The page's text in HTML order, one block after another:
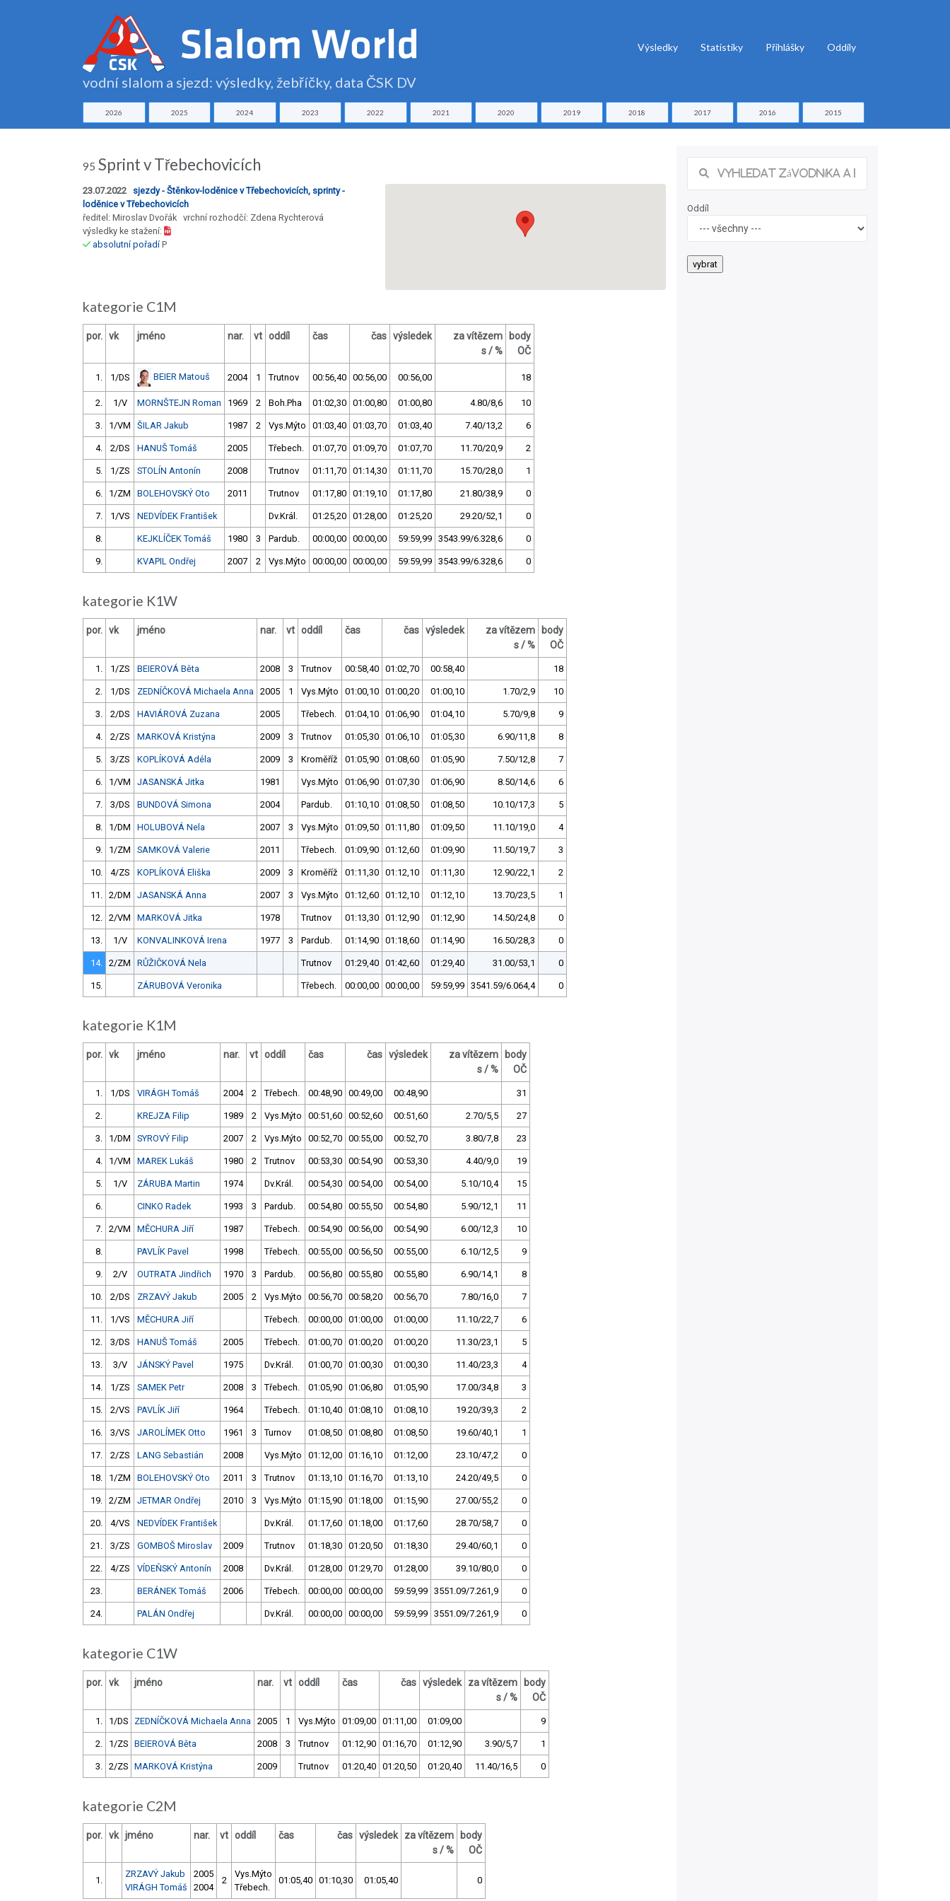
vodní slalom a sjezd: výsledky, žebříčky, data ČSK DV
Výsledky Statistiky Přihlášky Oddíly
2026 2025 2024 2023 2022 2021 2020 2019 2018 2017 2016 2015
95 Sprint v Třebechovicích
23.07.2022 sjezdy - Štěnkov-loděnice v Třebechovicích, sprinty -
loděnice v Třebechovicích
ředitel: Miroslav Dvořák vrchní rozhodčí: Zdena Rychterová
výsledky ke stažení:
absolutní pořadíP
kategorie C1M
por. vk jméno nar. vt oddíl čas čas výsledek
za vítězem
s / %
body
OČ
1. 1/DS BEIER Matouš 2004 1 Trutnov 00:56,40 00:56,00 00:56,00 18
2. 1/V MORNŠTEJN Roman 1969 2 Boh.Pha 01:02,30 01:00,80 01:00,80 4.80/8,6 10
3. 1/VM ŠILAR Jakub 1987 2 Vys.Mýto 01:03,40 01:03,70 01:03,40 7.40/13,2 6
4. 2/DS HANUŠ Tomáš 2005 Třebech. 01:07,70 01:09,70 01:07,70 11.70/20,9 2
5. 1/ZS STOLÍN Antonín 2008 Trutnov 01:11,70 01:14,30 01:11,70 15.70/28,0 1
6. 1/ZM BOLEHOVSKÝ Oto 2011 Trutnov 01:17,80 01:19,10 01:17,80 21.80/38,9 0
7. 1/VS NEDVÍDEK František Dv.Král. 01:25,20 01:28,00 01:25,20 29.20/52,1 0
8. KEJKLÍČEK Tomáš 1980 3 Pardub. 00:00,00 00:00,00 59:59,99 3543.99/6.328,6 0
9. KVAPIL Ondřej 2007 2 Vys.Mýto 00:00,00 00:00,00 59:59,99 3543.99/6.328,6 0
kategorie K1W
por. vk jméno nar. vt oddíl čas čas výsledek
za vítězem
s / %
body
OČ
1. 1/ZS BEIEROVÁ Běta 2008 3 Trutnov 00:58,40 01:02,70 00:58,40 18
2. 1/DS ZEDNÍČKOVÁ Michaela Anna 2005 1 Vys.Mýto 01:00,10 01:00,20 01:00,10 1.70/2,9 10
3. 2/DS HAVIÁROVÁ Zuzana 2005 Třebech. 01:04,10 01:06,90 01:04,10 5.70/9,8 9
4. 2/ZS MARKOVÁ Kristýna 2009 3 Trutnov 01:05,30 01:06,10 01:05,30 6.90/11,8 8
5. 3/ZS KOPLÍKOVÁ Adéla 2009 3 Kroměříž 01:05,90 01:08,60 01:05,90 7.50/12,8 7
6. 1/VM JASANSKÁ Jitka 1981 Vys.Mýto 01:06,90 01:07,30 01:06,90 8.50/14,6 6
7. 3/DS BUNDOVÁ Simona 2004 Pardub. 01:10,10 01:08,50 01:08,50 10.10/17,3 5
8. 1/DM HOLUBOVÁ Nela 2007 3 Vys.Mýto 01:09,50 01:11,80 01:09,50 11.10/19,0 4
9. 1/ZM SAMKOVÁ Valerie 2011 Třebech. 01:09,90 01:12,60 01:09,90 11.50/19,7 3
10. 4/ZS KOPLÍKOVÁ Eliška 2009 3 Kroměříž 01:11,30 01:12,10 01:11,30 12.90/22,1 2
11. 2/DM JASANSKÁ Anna 2007 3 Vys.Mýto 01:12,60 01:12,10 01:12,10 13.70/23,5 1
12. 2/VM MARKOVÁ Jitka 1978 Trutnov 01:13,30 01:12,90 01:12,90 14.50/24,8 0
13. 1/V KONVALINKOVÁ Irena 1977 3 Pardub. 01:14,90 01:18,60 01:14,90 16.50/28,3 0
14. 2/ZM RŮŽIČKOVÁ Nela Trutnov 01:29,40 01:42,60 01:29,40 31.00/53,1 0
15. ZÁRUBOVÁ Veronika Třebech. 00:00,00 00:00,00 59:59,99 3541.59/6.064,4 0
kategorie K1M
por. vk jméno nar. vt oddíl čas čas výsledek
za vítězem
s / %
body
OČ
1. 1/DS VIRÁGH Tomáš 2004 2 Třebech. 00:48,90 00:49,00 00:48,90 31
2. KREJZA Filip 1989 2 Vys.Mýto 00:51,60 00:52,60 00:51,60 2.70/5,5 27
3. 1/DM SYROVÝ Filip 2007 2 Vys.Mýto 00:52,70 00:55,00 00:52,70 3.80/7,8 23
4. 1/VM MAREK Lukáš 1980 2 Trutnov 00:53,30 00:54,90 00:53,30 4.40/9,0 19
5. 1/V ZÁRUBA Martin 1974 Dv.Král. 00:54,30 00:54,00 00:54,00 5.10/10,4 15
6. CINKO Radek 1993 3 Pardub. 00:54,80 00:55,50 00:54,80 5.90/12,1 11
7. 2/VM MĚCHURA Jiří 1987 Třebech. 00:54,90 00:56,00 00:54,90 6.00/12,3 10
8. PAVLÍK Pavel 1998 Třebech. 00:55,00 00:56,50 00:55,00 6.10/12,5 9
9. 2/V OUTRATA Jindřich 1970 3 Pardub. 00:56,80 00:55,80 00:55,80 6.90/14,1 8
10. 2/DS ZRZAVÝ Jakub 2005 2 Vys.Mýto 00:56,70 00:58,20 00:56,70 7.80/16,0 7
11. 1/VS MĚCHURA Jiří Třebech. 00:00,00 01:00,00 01:00,00 11.10/22,7 6
12. 3/DS HANUŠ Tomáš 2005 Třebech. 01:00,70 01:00,20 01:00,20 11.30/23,1 5
13. 3/V JÁNSKÝ Pavel 1975 Dv.Král. 01:00,70 01:00,30 01:00,30 11.40/23,3 4
14. 1/ZS SAMEK Petr 2008 3 Třebech. 01:05,90 01:06,80 01:05,90 17.00/34,8 3
15. 2/VS PAVLÍK Jiří 1964 Třebech. 01:10,40 01:08,10 01:08,10 19.20/39,3 2
16. 3/VS JAROLÍMEK Otto 1961 3 Turnov 01:08,50 01:08,80 01:08,50 19.60/40,1 1
17. 2/ZS LANG Sebastián 2008 Vys.Mýto 01:12,00 01:16,10 01:12,00 23.10/47,2 0
18. 1/ZM BOLEHOVSKÝ Oto 2011 3 Trutnov 01:13,10 01:16,70 01:13,10 24.20/49,5 0
19. 2/ZM JETMAR Ondřej 2010 3 Vys.Mýto 01:15,90 01:18,00 01:15,90 27.00/55,2 0
20. 4/VS NEDVÍDEK František Dv.Král. 01:17,60 01:18,00 01:17,60 28.70/58,7 0
21. 3/ZS GOMBOŠ Miroslav 2009 Trutnov 01:18,30 01:20,50 01:18,30 29.40/60,1 0
22. 4/ZS VÍDEŇSKÝ Antonín 2008 Dv.Král. 01:28,00 01:29,70 01:28,00 39.10/80,0 0
23. BERÁNEK Tomáš 2006 Třebech. 00:00,00 00:00,00 59:59,99 3551.09/7.261,9 0
24. PALÁN Ondřej Dv.Král. 00:00,00 00:00,00 59:59,99 3551.09/7.261,9 0
kategorie C1W
por. vk jméno nar. vt oddíl čas čas výsledek
za vítězem
s / %
body
OČ
1. 1/DS ZEDNÍČKOVÁ Michaela Anna 2005 1 Vys.Mýto 01:09,00 01:11,00 01:09,00 9
2. 1/ZS BEIEROVÁ Běta 2008 3 Trutnov 01:12,90 01:16,70 01:12,90 3.90/5,7 1
3. 2/ZS MARKOVÁ Kristýna 2009 Trutnov 01:20,40 01:20,50 01:20,40 11.40/16,5 0
kategorie C2M
por. vk jméno nar. vt oddíl čas čas výsledek
za vítězem
s / %
body
OČ
1.
ZRZAVÝ Jakub
VIRÁGH Tomáš
2005
2004
2
Vys.Mýto
Třebech.
01:05,40 01:10,30 01:05,40 0
Oddíl